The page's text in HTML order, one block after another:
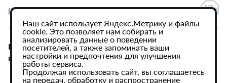
Политика в отношении обработки персональных данных
При использовании материалов сайта активная
гиперссылка на ИА «Регион 64» обязательна.
Наш сайт использует Яндекс.Метрику и файлы
cookie. Это позволяет нам собирать и
анализировать данные о поведении
посетителей, а также запоминать ваши
настройки и предпочтения для улучшения
работы сервиса.
Продолжая использовать сайт, вы соглашаетесь
на передач, обработку и распространение